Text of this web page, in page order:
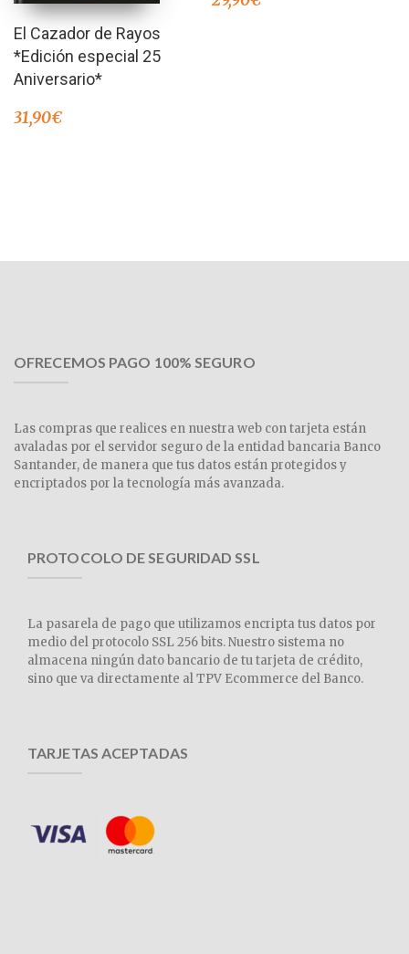
El Cazador de Rayos
*Edición especial 25
Aniversario*
31,90€
OFRECEMOS PAGO 100% SEGURO
Las compras que realices en nuestra web con tarjeta están
avaladas por el servidor seguro de la entidad bancaria Banco
Santander, de manera que tus datos están protegidos y
encriptados por la tecnología más avanzada.
PROTOCOLO DE SEGURIDAD SSL
La pasarela de pago que utilizamos encripta tus datos por
medio del protocolo SSL 256 bits. Nuestro sistema no
almacena ningún dato bancario de tu tarjeta de crédito,
sino que va directamente al TPV Ecommerce del Banco.
TARJETAS ACEPTADAS